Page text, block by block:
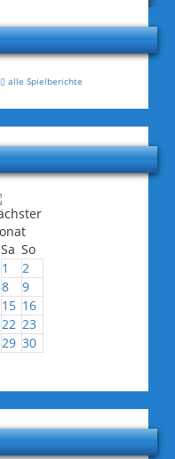
alle Spielberichte
Sa So
1
2
8
9
15 16
22 23
29 30